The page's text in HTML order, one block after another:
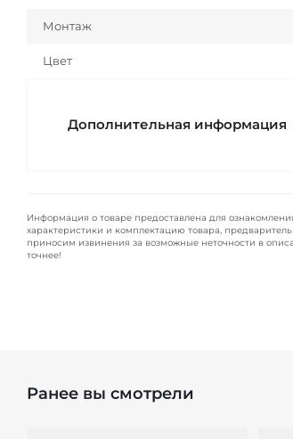
Монтаж
Цвет
Дополнительная информация
Информация о товаре предоставлена для
характеристики и комплектацию товара,
приносим извинения за возможные неточности в
точнее!
Ранее вы смотрели